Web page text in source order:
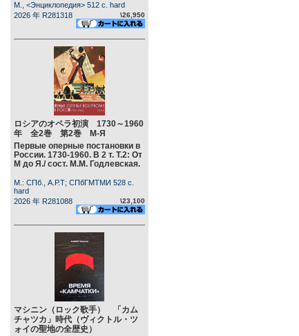
М., <Энциклопедия> 512 c. hard
2026 年 R281318
\26,950
ロシアのオペラ初演 1730～1960
年 全2巻 第2巻 М-Я
Первые оперные постановки в
России. 1730-1960. В 2 т. Т.2: От
М до Я./ сост. М.М. Годлевская.
М.: СПб., А.Р.Т; СПбГМТМИ 528 c.
hard
2026 年 R281088
\23,100
マシニン（ロック歌手） 「カム
チャツカ」時代（ヴィクトル・ツ
ォイの聖地の全歴史）